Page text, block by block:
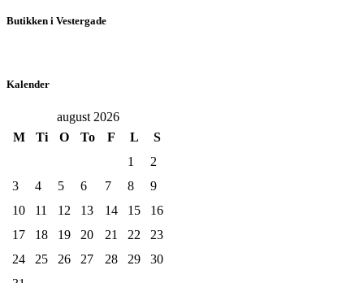
Butikken i Vestergade
Kalender
august 2026
M
Ti O To F L
S
1
2
3
4 5 6 7 8
9
10
11 12 13 14 15
16
17
18 19 20 21 22
23
24
25 26 27 28 29
30